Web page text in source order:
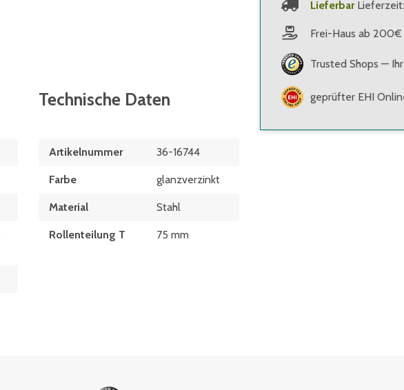
Technische Daten
Artikelnummer 36-16744
Farbe glanzverzinkt
Material Stahl
Rollenteilung T 75 mm
Lieferbar
Frei-Haus ab 200€
Trusted Shops —
geprüfter EHI